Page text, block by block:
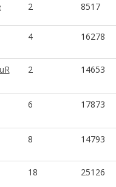
2 8517
4 16278
2 14653
6 17873
8 14793
18 25126